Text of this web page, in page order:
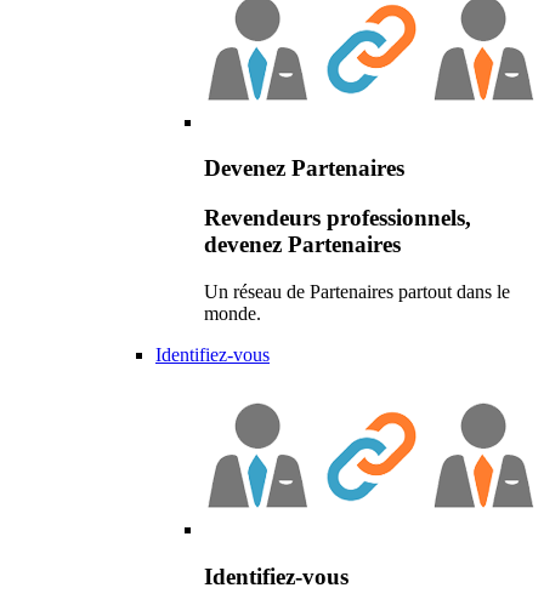
Devenez Partenaires
Revendeurs professionnels,
devenez Partenaires
Un réseau de Partenaires partout dans le
monde.
Identifiez-vous
Identifiez-vous